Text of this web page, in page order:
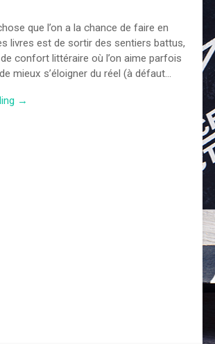
que l’on a la chance de faire en
livres est de sortir des sentiers battus,
confort littéraire où l’on aime parfois
mieux s’éloigner du réel (à défaut…
→